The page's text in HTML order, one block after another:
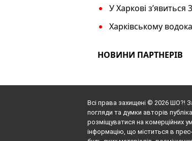
У Харкові з’явиться
Харківському
НОВИНИ ПАРТНЕРІВ
Всі права захищені © 2026 ШО?!
погляди та думки авторів
розміщуватися на комерційних
інформацію, що міститься в